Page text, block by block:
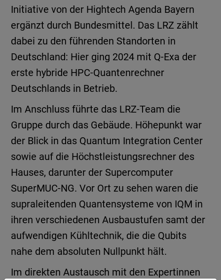
Initiative von der Hightech Agenda Bayern
ergänzt durch Bundesmittel. Das LRZ zählt
dabei zu den führenden Standorten in
Deutschland: Hier ging 2024 mit Q-Exa der
erste hybride HPC-Quantenrechner
Deutschlands in Betrieb.
Im Anschluss führte das LRZ-Team die
Gruppe durch das Gebäude. Höhepunkt war
der Blick in das Quantum Integration Center
sowie auf die Höchstleistungsrechner des
Hauses, darunter der Supercomputer
SuperMUC-NG. Vor Ort zu sehen waren die
supraleitenden Quantensysteme von IQM in
ihren verschiedenen Ausbaustufen samt der
aufwendigen Kühltechnik, die die Qubits
nahe dem absoluten Nullpunkt hält.
Im direkten Austausch mit den Expertinnen